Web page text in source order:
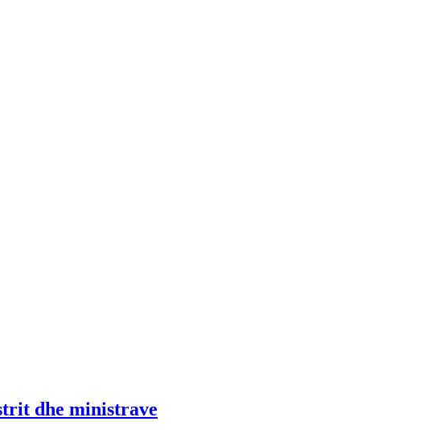
dhe ministrave